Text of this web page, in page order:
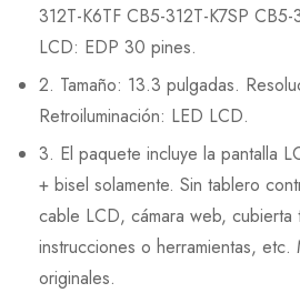
312T-K6TF CB5-312T-K7SP
LCD: EDP 30 pines.
2. Tamaño: 13.3 pulgadas.
Retroiluminación: LED LCD.
3. El paquete incluye la pantalla
+ bisel solamente. Sin tablero
cable LCD, cámara web, cubierta
instrucciones o herramientas, etc.
originales.